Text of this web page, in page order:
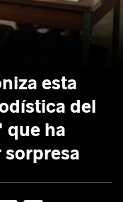
esta
del
ha
sorpresa